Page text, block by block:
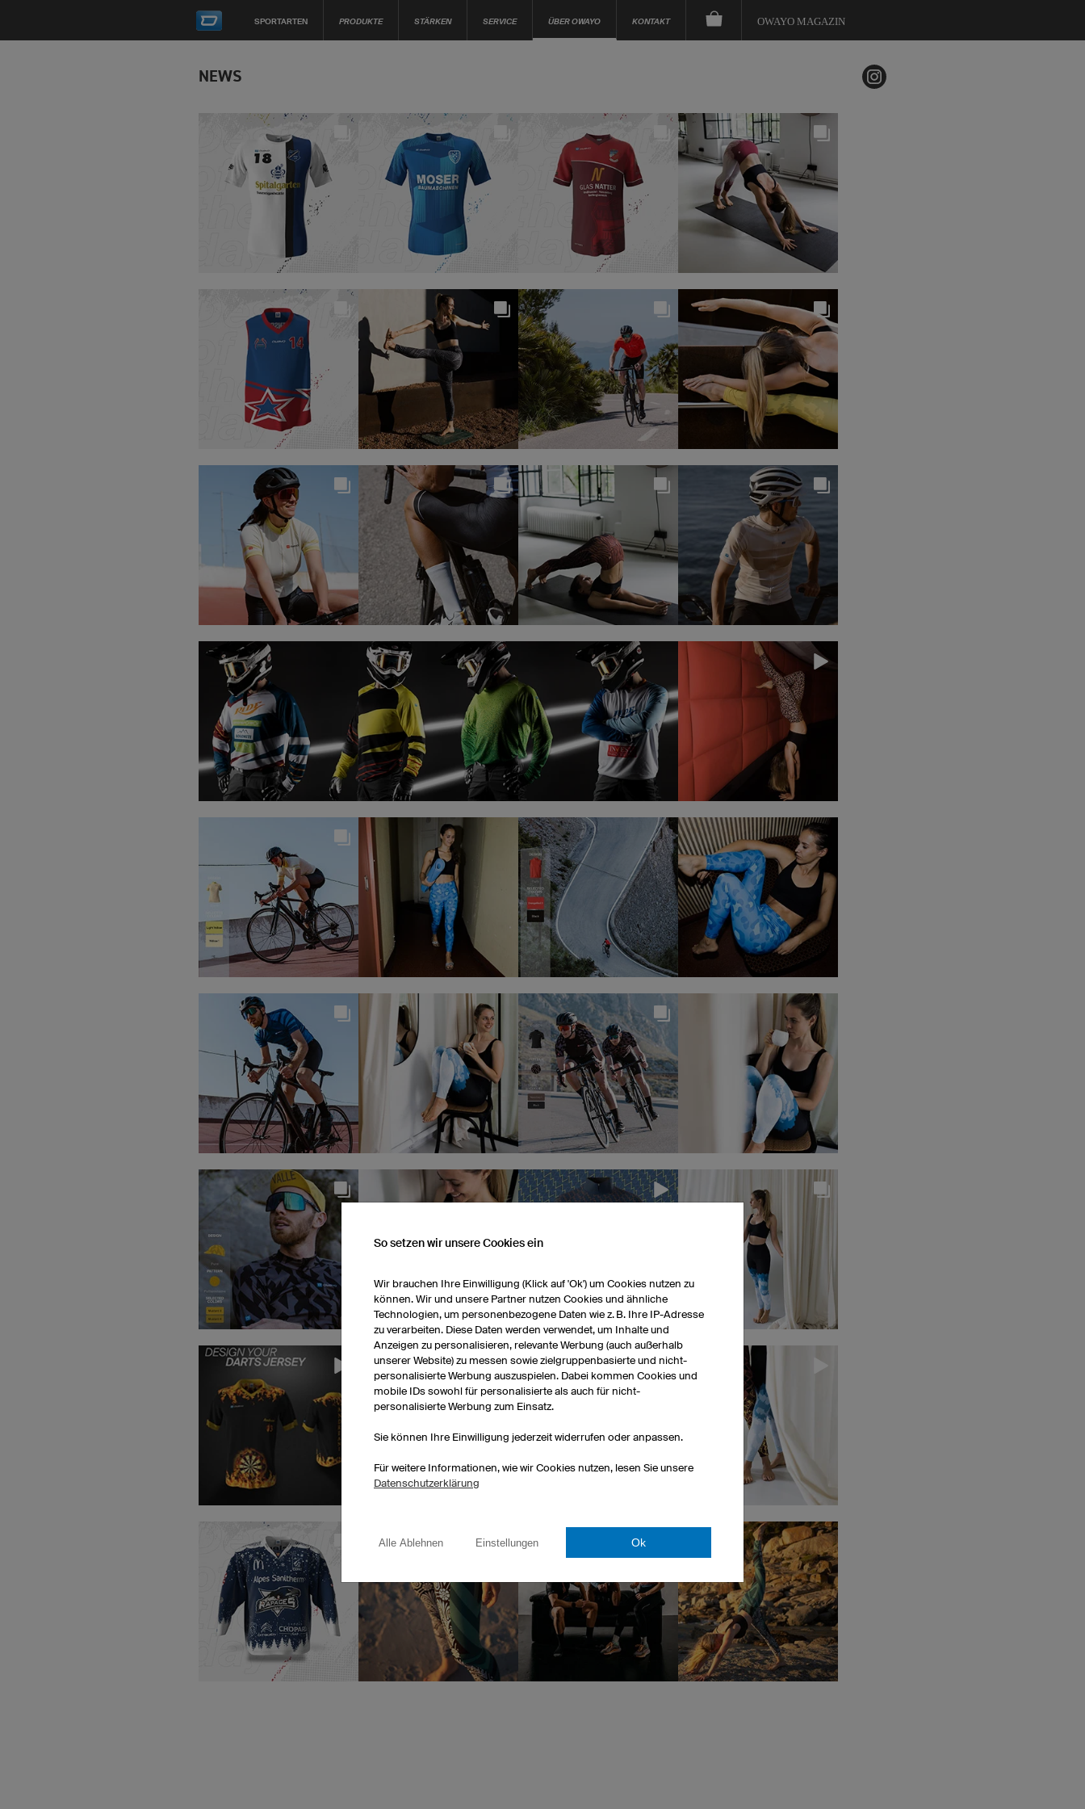
SPORTARTEN PRODUKTE STÄRKEN SERVICE ÜBER OWAYO KONTAKT OWAYO MAGAZIN
NEWS
So setzen wir unsere Cookies ein
Wir brauchen Ihre Einwilligung (Klick auf 'Ok') um Cookies nutzen zu
können. Wir und unsere Partner nutzen Cookies und ähnliche
Technologien, um personenbezogene Daten wie z. B. Ihre IP-Adresse
zu verarbeiten. Diese Daten werden verwendet, um Inhalte und
Anzeigen zu personalisieren, relevante Werbung (auch außerhalb
unserer Website) zu messen sowie zielgruppenbasierte und nicht-
personalisierte Werbung auszuspielen. Dabei kommen Cookies und
mobile IDs sowohl für personalisierte als auch für nicht-
personalisierte Werbung zum Einsatz.
Sie können Ihre Einwilligung jederzeit widerrufen oder anpassen.
Für weitere Informationen, wie wir Cookies nutzen, lesen Sie unsere
Datenschutzerklärung
Alle Ablehnen Einstellungen Ok